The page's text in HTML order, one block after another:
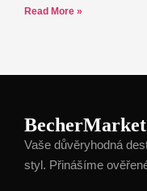
Read More »
BecherMarket
Vaše důvěryhodná
styl. Přinášíme